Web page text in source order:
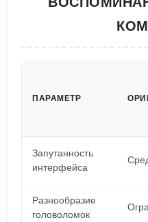
ПАРАМЕТР
Запутанность
интерфейса
Разнообразие
головоломок